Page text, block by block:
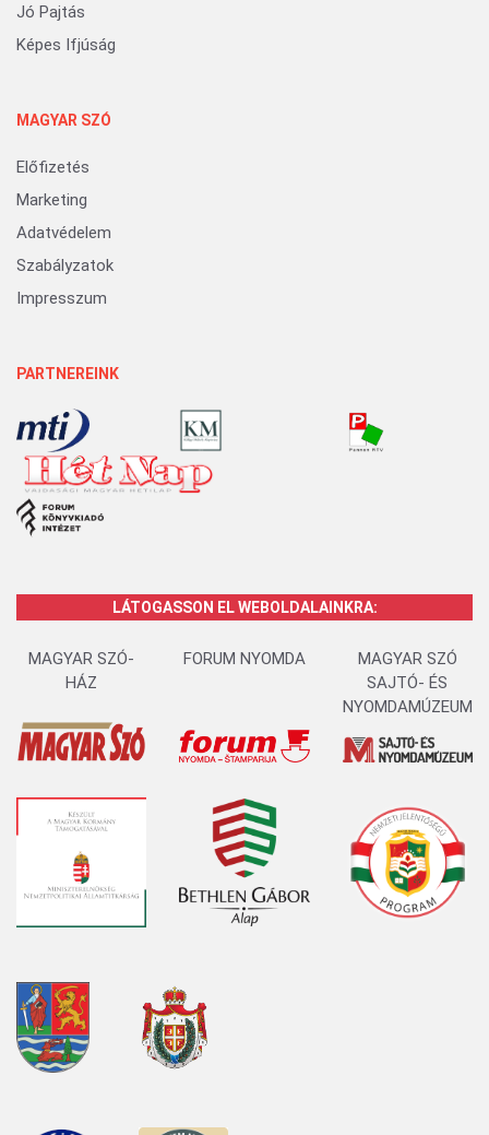
Jó Pajtás
Képes Ifjúság
MAGYAR SZÓ
Előfizetés
Marketing
Adatvédelem
Szabályzatok
Impresszum
PARTNEREINK
LÁTOGASSON EL WEBOLDALAINKRA:
MAGYAR SZÓ-
HÁZ
FORUM NYOMDA
MAGYAR SZÓ
SAJTÓ- ÉS
NYOMDAMÚZEUM